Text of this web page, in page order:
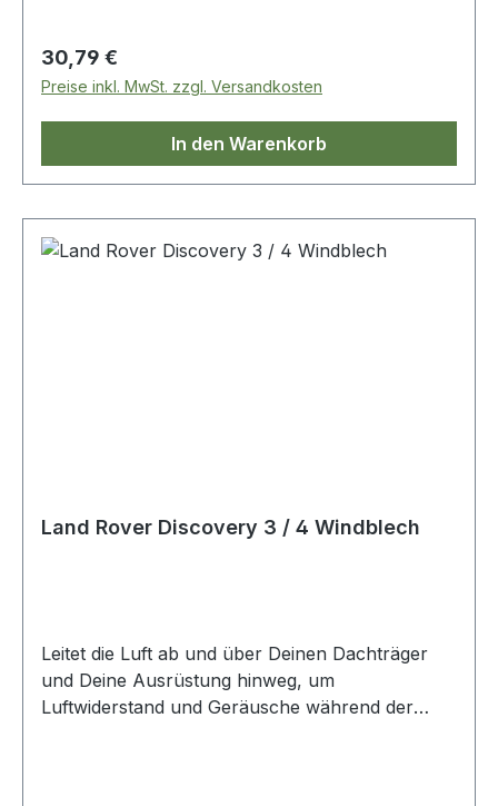
Regulärer Preis:
30,79 €
Preise inkl. MwSt. zzgl. Versandkosten
In den Warenkorb
Land Rover Discovery 3 / 4 Windblech
Leitet die Luft ab und über Deinen Dachträger
und Deine Ausrüstung hinweg, um
Luftwiderstand und Geräusche während der